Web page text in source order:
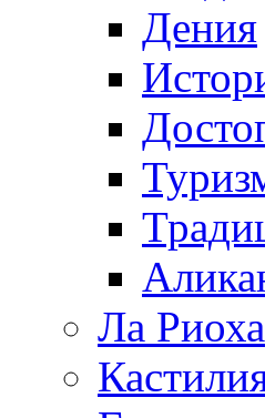
Дения
Ла Риоха